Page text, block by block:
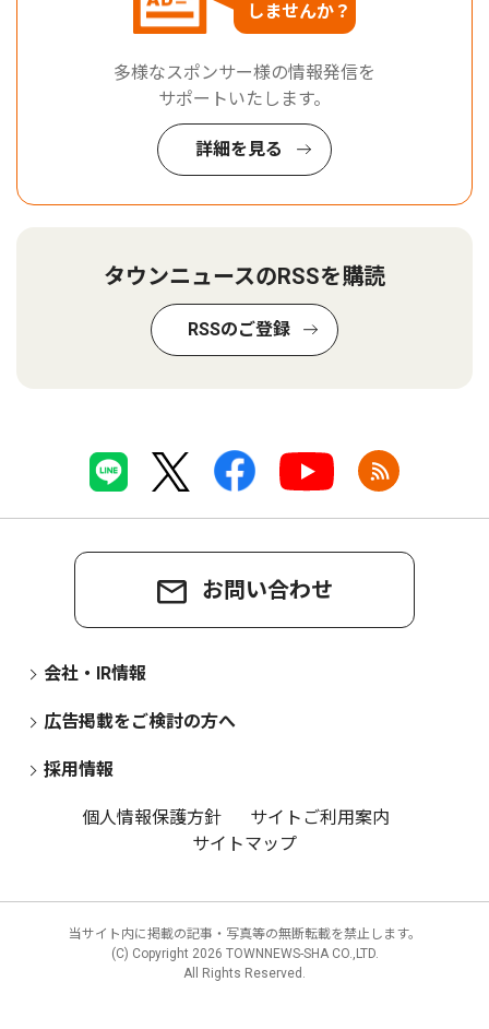
しませんか？
多様なスポンサー様の情報発信を
サポートいたします。
詳細を見る
タウンニュースのRSSを購読
RSSのご登録
お問い合わせ
会社・IR情報
広告掲載をご検討の方へ
採用情報
個人情報保護方針
サイトご利用案内
サイトマップ
当サイト内に掲載の記事・写真等の無断転載を禁止します。
(C) Copyright 2026 TOWNNEWS-SHA CO.,LTD.
All Rights Reserved.